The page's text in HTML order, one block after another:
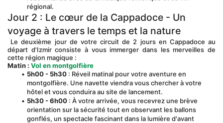
régional.
Jour 2 : Le cœur de la Cappadoce - Un
voyage à travers le temps et la nature
départ d'Izmir consiste à vous immerger dans les merveilles de
cette région magique :
Matin : Vol en montgolfière
5h00 - 5h30 : Réveil matinal pour votre aventure en
montgolfière. Une navette viendra vous chercher à votre
hôtel et vous conduira au site de lancement.
5h30 - 6h00 : À votre arrivée, vous recevrez une brève
orientation sur la sécurité tout en observant les ballons
gonflés, un spectacle fascinant dans la lumière d'avant